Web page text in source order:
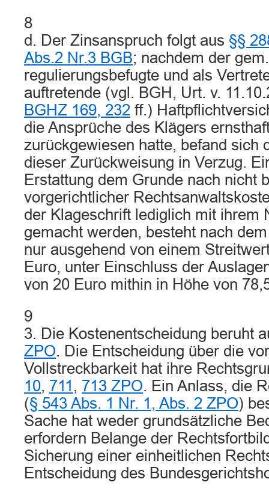
8
d. Der Zinsanspruch folgt aus §§
Abs.2 Nr.3 BGB; nachdem der
regulierungsbefugte und als
auftretende (vgl. BGH, Urt. v.
BGHZ 169, 232 ff.)
die Ansprüche des Klägers
zurückgewiesen hatte, befand sich
dieser Zurückweisung in Verzug.
Erstattung dem Grunde nach nicht
vorgerichtlicher
der Klageschrift lediglich mit ihrem
gemacht werden, besteht nach
nur ausgehend von einem
Euro, unter Einschluss der
von 20 Euro mithin in Höhe von
9
3. Die Kostenentscheidung beruht
ZPO. Die Entscheidung über die
Vollstreckbarkeit hat ihre
10, 711 , 713 ZPO. Ein Anlass, die
(§ 543 Abs. 1 Nr. 1, Abs. 2 ZPO)
Sache hat weder grundsätzliche
erfordern Belange der
Sicherung einer einheitlichen
Entscheidung des